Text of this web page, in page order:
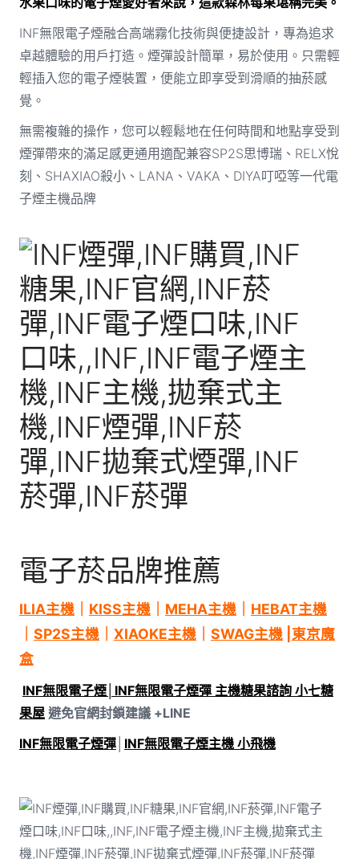
INF無限電子煙融合高端霧化技術與便捷設計，專為追求
卓越體驗的用戶打造。煙彈設計簡單，易於使用。只需輕
輕插入您的電子煙裝置，便能立即享受到滑順的抽菸感
覺。
無需複雜的操作，您可以輕鬆地在任何時間和地點享受到
煙彈帶來的滿足感更通用適配兼容SP2S思博瑞、RELX悅
刻、SHAXIAO殺小、LANA、VAKA、DIYA叮啞等一代電
子煙主機品牌
電子菸品牌推薦
ILIA主機｜ KISS主機｜ MEHA主機｜ HEBAT主機
SP2S主機｜ XIAOKE主機｜ SWAG主機| 東京魔
盒
INF無限電子煙│INF無限電子煙彈 主機糖果諮詢 小七糖
果屋避免官網封鎖建議 +LINE
INF無限電子煙彈│ INF無限電子煙主機 小飛機